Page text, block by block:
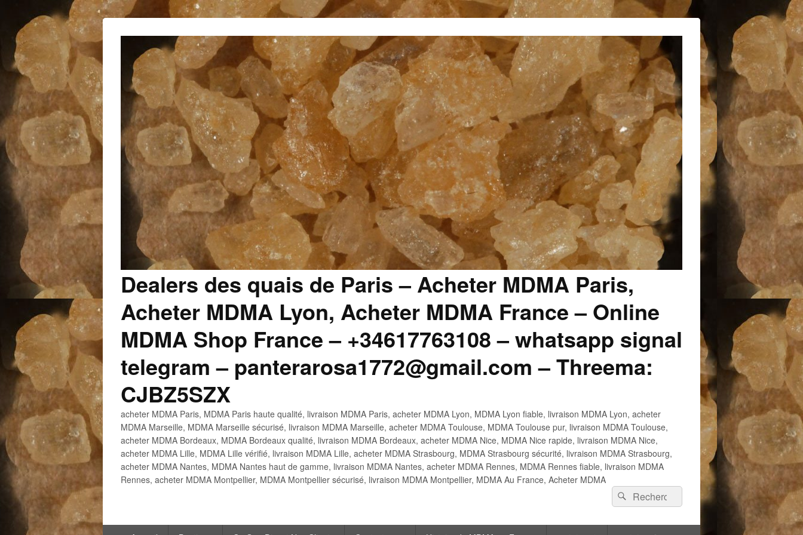
Dealers des quais de Paris – Acheter MDMA Paris,
Acheter MDMA Lyon, Acheter MDMA France – Online
MDMA Shop France – +34617763108 – whatsapp signal
telegram – panterarosa1772@gmail.com – Threema:
CJBZ5SZX
acheter MDMA Paris, MDMA Paris haute qualité, livraison MDMA Paris, acheter MDMA Lyon, MDMA Lyon fiable, livraison MDMA Lyon, acheter
MDMA Marseille, MDMA Marseille sécurisé, livraison MDMA Marseille, acheter MDMA Toulouse, MDMA Toulouse pur, livraison MDMA Toulouse,
acheter MDMA Bordeaux, MDMA Bordeaux qualité, livraison MDMA Bordeaux, acheter MDMA Nice, MDMA Nice rapide, livraison MDMA Nice,
acheter MDMA Lille, MDMA Lille vérifié, livraison MDMA Lille, acheter MDMA Strasbourg, MDMA Strasbourg sécurité, livraison MDMA Strasbourg,
acheter MDMA Nantes, MDMA Nantes haut de gamme, livraison MDMA Nantes, acheter MDMA Rennes, MDMA Rennes fiable, livraison MDMA
Rennes, acheter MDMA Montpellier, MDMA Montpellier sécurisé, livraison MDMA Montpellier, MDMA Au France, Acheter MDMA
Recherche :
Rechercher
Menu